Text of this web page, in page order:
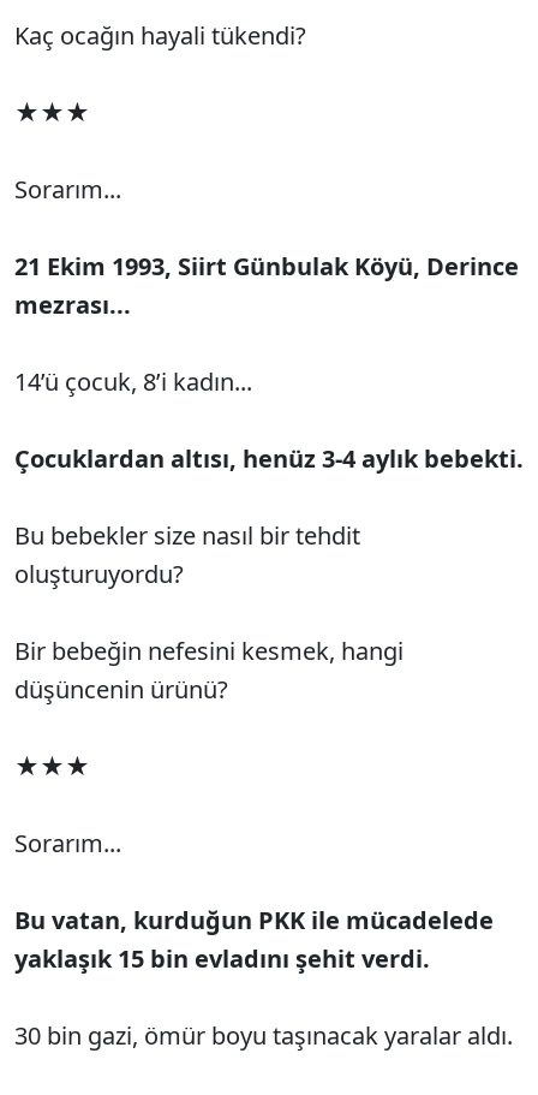
Kaç ocağın hayali tükendi?
★★★
Sorarım...
21 Ekim 1993, Siirt Günbulak Köyü, Derince
mezrası...
14’ü çocuk, 8’i kadın...
Çocuklardan altısı, henüz 3-4 aylık bebekti.
Bu bebekler size nasıl bir tehdit
oluşturuyordu?
Bir bebeğin nefesini kesmek, hangi
düşüncenin ürünü?
★★★
Sorarım...
Bu vatan, kurduğun PKK ile mücadelede
yaklaşık 15 bin evladını şehit verdi.
30 bin gazi, ömür boyu taşınacak yaralar aldı.